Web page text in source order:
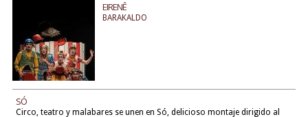
EIRENÊ
BARAKALDO
SÓ
Circo, teatro y malabares se unen en Só, delicioso montaje dirigido al